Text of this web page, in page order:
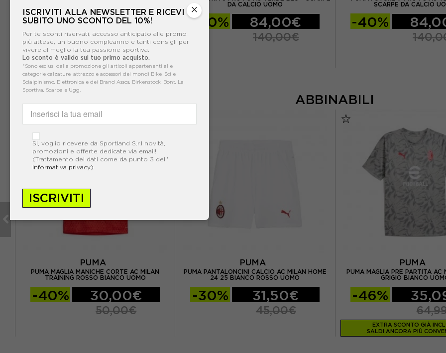
-40% 90,00€
150,00€
DA CALCIO UOMO
-40% 84,00€
140,00€
SCARPE DA CALCIO
-40%
ABBINABILI
PUMA
PUMA MAGLIA MANICHE CORTE AC MILAN
TRAINING ROSSO BIANCO UOMO
-40% 30,00€
50,00€
PUMA
PUMA PANTALONCINI CALCIO AC MILAN HOME
24 25 BIANCO ROSSO UOMO
-30% 31,50€
45,00€
PUMA
PUMA MAGLIA PRE PARTITA
GRIGIO BIANCO
-46%
EXTRA SCONTO GIÀ
SALDI ANCORA PIÙ
×
ISCRIVITI ALLA NEWSLETTER E RICEVI
SUBITO UNO SCONTO DEL 10%!
Per te sconti riservati, accesso anticipato alle promo
più attese, un buono compleanno e tanti consigli per
vivere al meglio la tua passione sportiva.
Lo sconto è valido sul tuo primo acquisto.
*Sono esclusi dalla promozione gli articoli appartenenti alle
categorie calzature, attrezzo e accessori dei mondi Bike, Sci e
Scialpinismo, Elettronica e dei Brand Assos, Birkenstock, Bont, La
Sportiva, Scarpa e Ugg.
Si, voglio ricevere da Sportland S.r.l novità,
promozioni e offerte dedicate via email!.
(Trattamento dei dati come da punto 3 dell'
informativa privacy)
ISCRIVITI